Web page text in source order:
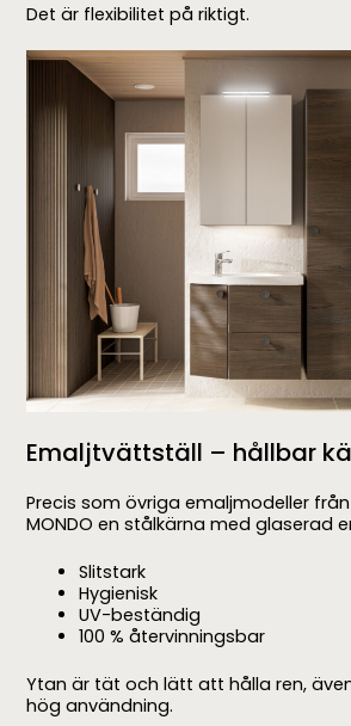
Det är flexibilitet på riktigt.
Emaljtvättställ – hållbar
Precis som övriga emaljmodeller
MONDO en stålkärna med glaserad
Slitstark
Hygienisk
UV-beständig
100 % återvinningsbar
Ytan är tät och lätt att hålla ren,
hög användning.